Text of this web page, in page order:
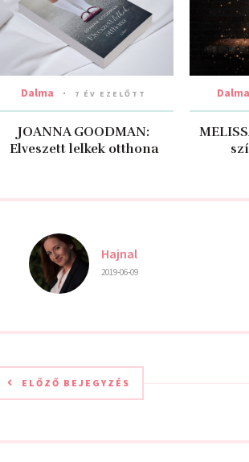
Dalma 7 ÉV EZELŐTT
JOANNA GOODMAN:
Elveszett ​lelkek otthona
Dalma
Hajnal
2019-06-09
ELŐZŐ BEJEGYZÉS